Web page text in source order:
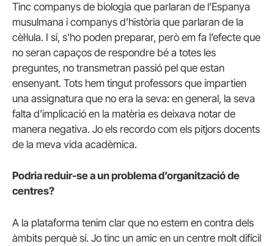
Tinc companys de biologia que parlaran de l’Espanya
musulmana i companys d’història que parlaran de la
cèl·lula. I sí, s’ho poden preparar, però em fa l’efecte que
no seran capaços de respondre bé a totes les
preguntes, no transmetran passió pel que estan
ensenyant. Tots hem tingut professors que impartien
una assignatura que no era la seva: en general, la seva
falta d’implicació en la matèria es deixava notar de
manera negativa. Jo els recordo com els pitjors docents
de la meva vida acadèmica.
Podria reduir-se a un problema d’organització de
centres?
A la plataforma tenim clar que no estem en contra dels
àmbits perquè sí. Jo tinc un amic en un centre molt difícil